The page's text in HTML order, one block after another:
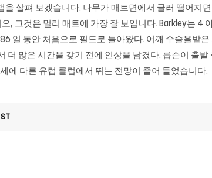
을 살펴 보겠습니다. 나무가 매트면에서 굴러 떨어지
, 그것은 멀리 매트에 가장 잘 보입니다. Barkley는 4
일 동안 처음으로 필드로 돌아왔다. 어깨 수술을받
더 많은 시간을 갖기 전에 인상을 남겼다. 롭슨이 출
에 다른 유럽 클럽에서 뛰는 전망이 줄어 들었습니다.